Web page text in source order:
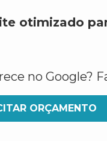
otimizado
no Google?
ORÇAMENTO